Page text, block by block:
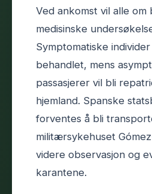
Ved ankomst vil alle om
medisinske
Symptomatiske
behandlet, mens
passasjerer vil bli
hjemland. Spanske
forventes å bli
militærsykehuset
videre observasjon og
karantene.